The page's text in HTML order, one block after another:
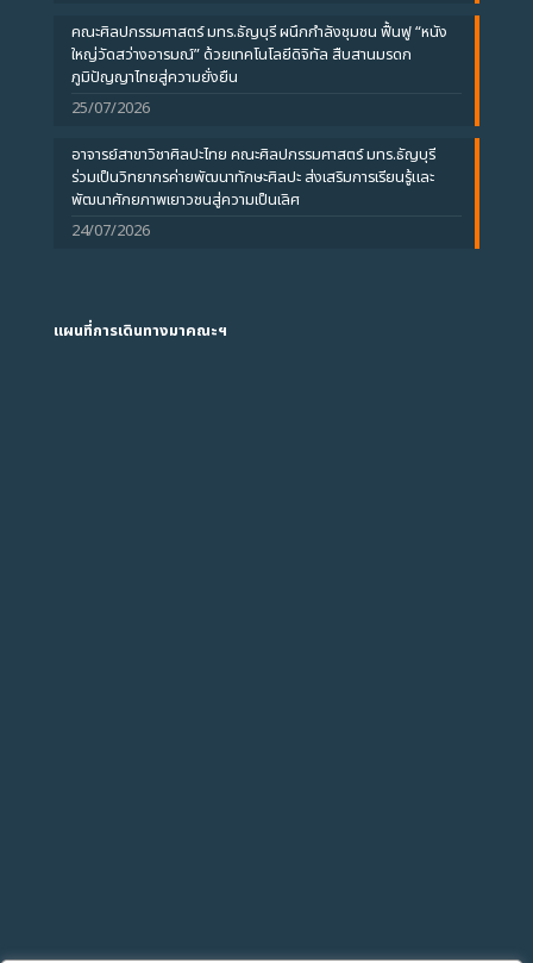
คณะศิลปกรรมศาสตร์ มทร.ธัญบุรี ผนึกกำลังชุมชน ฟื้นฟู “หนัง
ใหญ่วัดสว่างอารมณ์” ด้วยเทคโนโลยีดิจิทัล สืบสานมรดก
ภูมิปัญญาไทยสู่ความยั่งยืน
25/07/2026
อาจารย์สาขาวิชาศิลปะไทย คณะศิลปกรรมศาสตร์ มทร.ธัญบุรี
ร่วมเป็นวิทยากรค่ายพัฒนาทักษะศิลปะ ส่งเสริมการเรียนรู้และ
พัฒนาศักยภาพเยาวชนสู่ความเป็นเลิศ
24/07/2026
แผนที่การเดินทางมาคณะฯ